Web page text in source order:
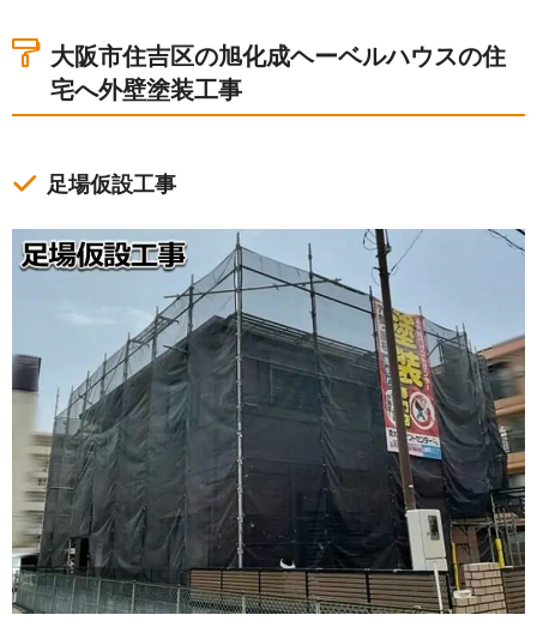
大阪市住吉区の旭化成ヘーベルハウスの住
宅へ外壁塗装工事
足場仮設工事